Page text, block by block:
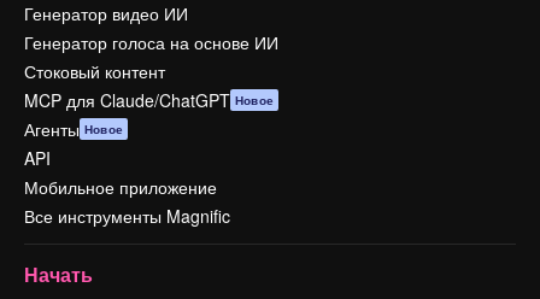
Генератор видео ИИ
Генератор голоса на основе ИИ
Стоковый контент
MCP для Claude/ChatGPT Новое
Агенты Новое
API
Мобильное приложение
Все инструменты Magnific
Начать